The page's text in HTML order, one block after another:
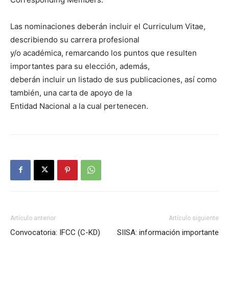
Las nominaciones deberán incluir el Curriculum Vitae,
describiendo su carrera profesional
y/o académica, remarcando los puntos que resulten
importantes para su elección, además,
deberán incluir un listado de sus publicaciones, así como
también, una carta de apoyo de la
Entidad Nacional a la cual pertenecen.
Artículo anterior
Convocatoria: IFCC (C-KD)
Artículo siguiente
SIISA: información importante